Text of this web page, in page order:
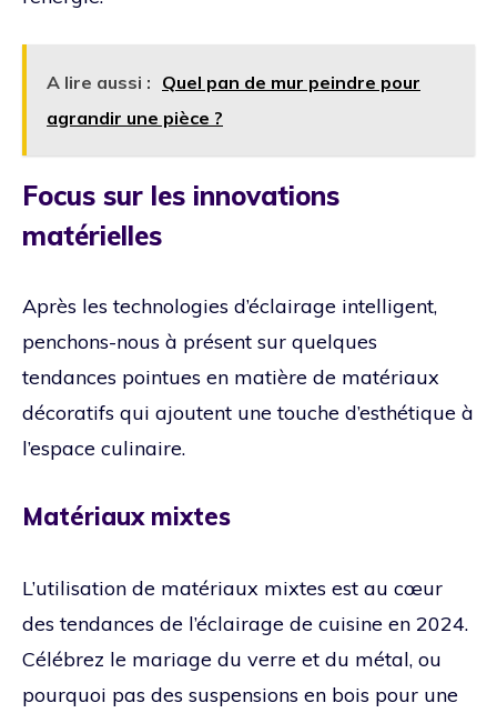
A lire aussi : Quel pan de mur peindre pour
agrandir une pièce ?
Focus sur les innovations
matérielles
Après les technologies d’éclairage intelligent,
penchons-nous à présent sur quelques
tendances pointues en matière de matériaux
décoratifs qui ajoutent une touche d’esthétique à
l’espace culinaire.
Matériaux mixtes
L’utilisation de matériaux mixtes est au cœur
des tendances de l’éclairage de cuisine en 2024.
Célébrez le mariage du verre et du métal, ou
pourquoi pas des suspensions en bois pour une